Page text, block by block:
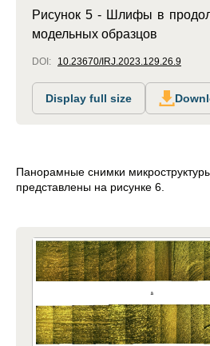
Рисунок 5 - Шлифы в
модельных образцов
DOI: 10.23670/IRJ.2023.129.26.9
Display full size
Панорамные снимки
представлены на рисунке 6.